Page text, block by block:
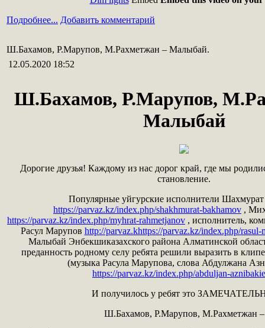
Подробнее... Добавить комментарий
Ш.Бахамов, Р.Марупов, М.Рахметжан – Малыбай.
12.05.2020 18:52
Ш.Бахамов, Р.Марупов,
Малыбай
Дорогие друзья! Каждому из нас дорог край, где мы
становление.
Популярные уйгурские исполнители
https://parvaz.kz/index.php/shakhmurat-bakhamov ,
https://parvaz.kz/index.php/myhrat-rahmetjanov , исполнитель,
Расул Марупов http://parvaz.khttps://parvaz.kz/index.php/rasul-
Малыбай Энбекшиказахского района Алматинской
преданность родному селу ребята решили выразить в
(музыка Расула Марупова, слова Абдулжана
https://parvaz.kz/index.php/abduljan-
И получилось у ребят это
Ш.Бахамов, Р.Марупов, М.Рахметжан –